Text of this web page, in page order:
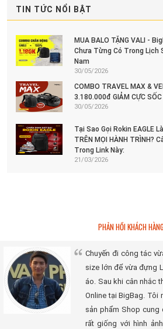
TIN TỨC NỔI BẬT
MUA BALO TẶNG VALI -
Chưa Từng Có Trong Lịch
Nam
30/05/2026
COMBO TRAVEL MAX &
3.180.000đ GIẢM CỰC
30/05/2026
Tại Sao Gọi Rokin EAGLE
TRÊN MỌI HÀNH TRÌNH?
Trong Link Này:
21/03/2026
PHẢN HỒI KHÁCH
Chuyến đi công tác
size lớn để vừa đựng
áo. Sau khi cân nhắc
Online tại BigBag. Tôi
sản phẩm Shop cung
rất giống với hình